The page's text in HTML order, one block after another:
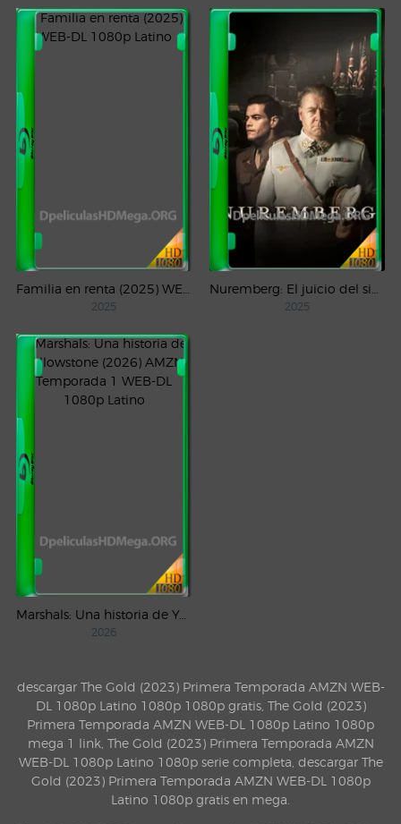
2025 2025
Marshals: Una historia de Yellowstone (2026) AMZN Temporada 1 WEB-DL 1080p Latino
2026
descargar The Gold (2023) Primera Temporada AMZN WEB-
DL 1080p Latino 1080p 1080p gratis, The Gold (2023)
Primera Temporada AMZN WEB-DL 1080p Latino 1080p
mega 1 link, The Gold (2023) Primera Temporada AMZN
WEB-DL 1080p Latino 1080p serie completa, descargar The
Gold (2023) Primera Temporada AMZN WEB-DL 1080p
Latino 1080p gratis en mega.